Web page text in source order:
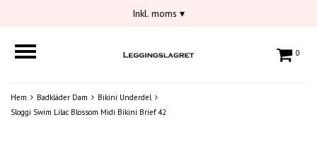
Inkl. moms ▾
0
Hem Badkläder Dam
Bikini Underdel
Sloggi Swim Lilac Blossom Midi Bikini Brief 42